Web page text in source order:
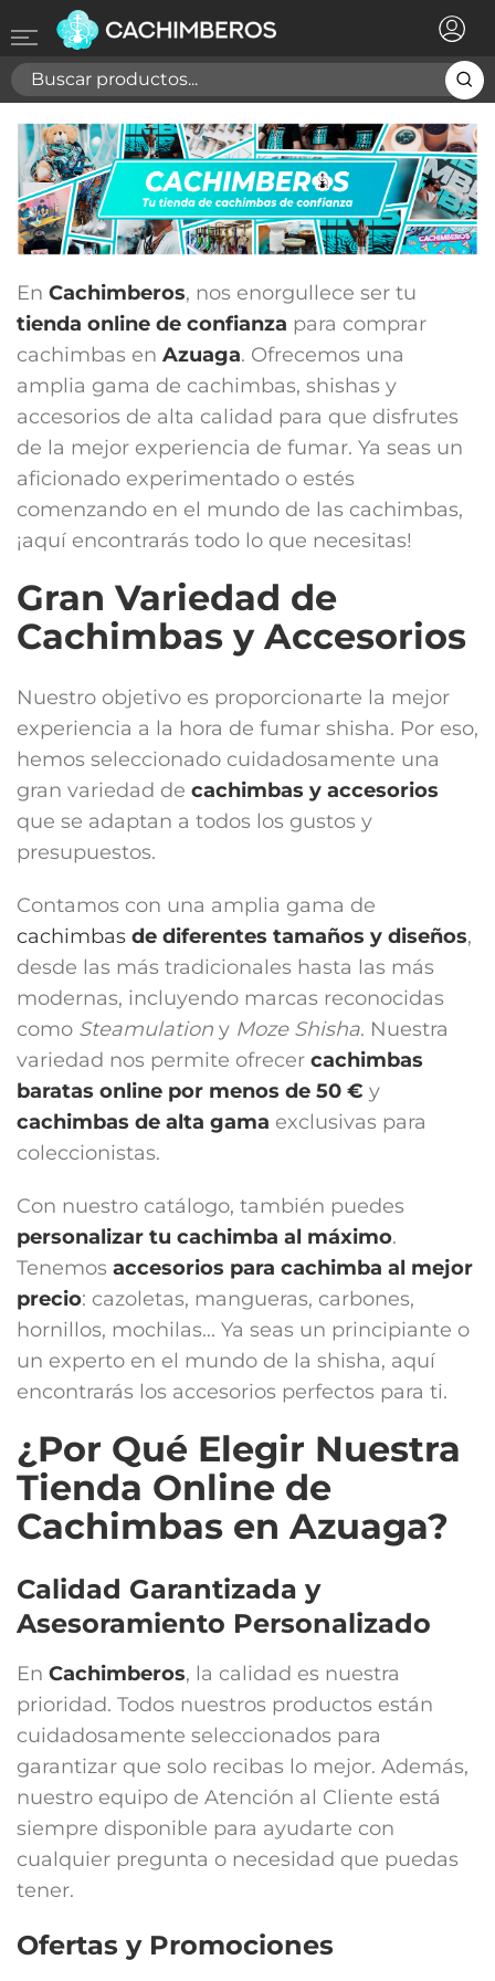
En Cachimberos, nos enorgullece ser tu
tienda online de confianza para comprar
cachimbas en Azuaga. Ofrecemos una
amplia gama de cachimbas, shishas y
accesorios de alta calidad para que disfrutes
de la mejor experiencia de fumar. Ya seas un
aficionado experimentado o estés
comenzando en el mundo de las cachimbas,
¡aquí encontrarás todo lo que necesitas!
Gran Variedad de
Cachimbas y Accesorios
Nuestro objetivo es proporcionarte la mejor
experiencia a la hora de fumar shisha. Por eso,
hemos seleccionado cuidadosamente una
gran variedad de cachimbas y accesorios
que se adaptan a todos los gustos y
presupuestos.
Contamos con una amplia gama de
cachimbas de diferentes tamaños y diseños,
desde las más tradicionales hasta las más
modernas, incluyendo marcas reconocidas
como Steamulation y Moze Shisha. Nuestra
variedad nos permite ofrecer cachimbas
baratas online por menos de 50 € y
cachimbas de alta gama exclusivas para
coleccionistas.
Con nuestro catálogo, también puedes
personalizar tu cachimba al máximo.
Tenemos accesorios para cachimba al mejor
precio: cazoletas, mangueras, carbones,
hornillos, mochilas... Ya seas un principiante o
un experto en el mundo de la shisha, aquí
encontrarás los accesorios perfectos para ti.
¿Por Qué Elegir Nuestra
Tienda Online de
Cachimbas en Azuaga?
Calidad Garantizada y
Asesoramiento Personalizado
En Cachimberos, la calidad es nuestra
prioridad. Todos nuestros productos están
cuidadosamente seleccionados para
garantizar que solo recibas lo mejor. Además,
nuestro equipo de Atención al Cliente está
siempre disponible para ayudarte con
cualquier pregunta o necesidad que puedas
tener.
Ofertas y Promociones
Registrarse ×
Necesitas hacer login para guardar productos en tu
lista de deseos
Cancelar Registrarse